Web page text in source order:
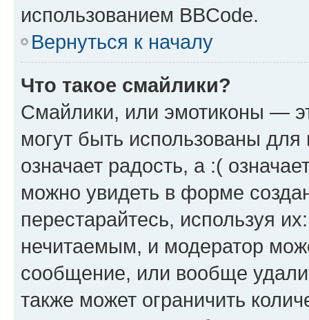
использованием BBCode.
Вернуться к началу
Что такое смайлики?
Смайлики, или эмотиконы —
могут быть использованы
означает радость, а :(
можно увидеть в форме
перестарайтесь, используя
нечитаемым, и модератор
сообщение, или вообще
также может ограничить